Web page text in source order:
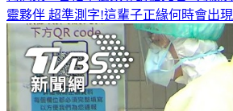
靈夥伴 超準測字!這輩子正緣何時會出現